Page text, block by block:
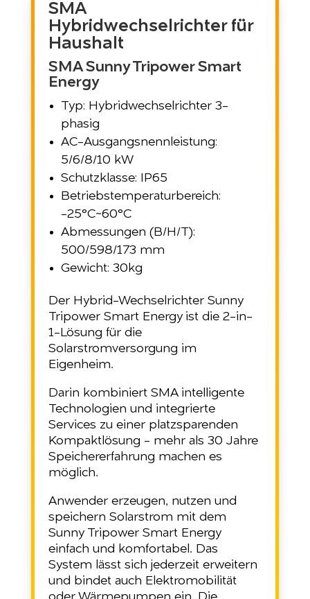
SMA
Hybridwechselrichter für
Haushalt
SMA Sunny Tripower Smart
Energy
Typ: Hybridwechselrichter 3-
phasig
AC-Ausgangsnennleistung:
5/6/8/10 kW
Schutzklasse: IP65
Betriebstemperaturbereich:
-25°C~60°C
Abmessungen (B/H/T):
500/598/173 mm
Gewicht: 30kg
Der Hybrid-Wechselrichter Sunny
Tripower Smart Energy ist die 2-in-
1-Lösung für die
Solarstromversorgung im
Eigenheim.
Darin kombiniert SMA intelligente
Technologien und integrierte
Services zu einer platzsparenden
Kompaktlösung - mehr als 30 Jahre
Speichererfahrung machen es
möglich.
Anwender erzeugen, nutzen und
speichern Solarstrom mit dem
Sunny Tripower Smart Energy
einfach und komfortabel. Das
System lässt sich jederzeit erweitern
und bindet auch Elektromobilität